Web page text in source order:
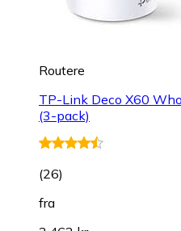
Routere
TP-Link Deco X60
(3-pack)
(26)
fra